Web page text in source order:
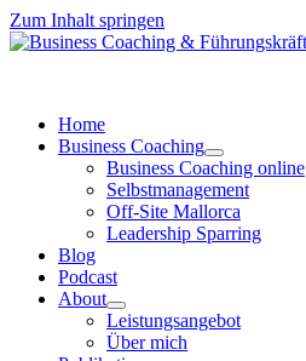
Zum Inhalt springen
Home
Business Coaching
Business Coaching online
Selbstmanagement
Off-Site Mallorca
Leadership Sparring
Blog
Podcast
About
Leistungsangebot
Über mich